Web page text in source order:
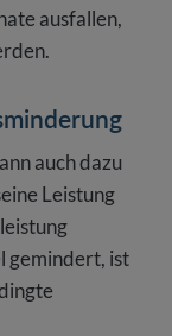
ausfallen,
auch dazu
Leistung
gemindert, ist